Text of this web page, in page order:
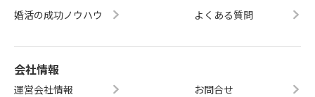
婚活の成功ノウハウ よくある質問
会社情報
運営会社情報 お問合せ